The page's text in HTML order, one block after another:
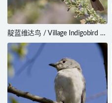
靛蓝维达鸟 / Village Indigobird /
Vidua chalybeata